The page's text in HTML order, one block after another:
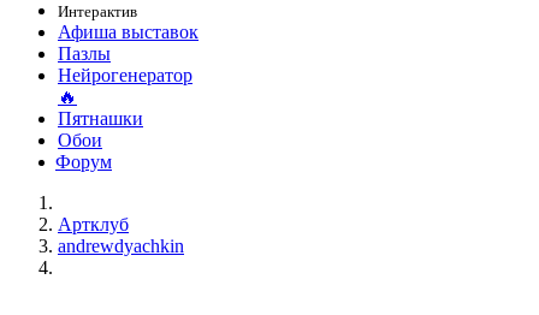
Интерактив
Афиша выставок
Пазлы
Нейрогенератор
🔥
Пятнашки
Обои
Форум
Артклуб
andrewdyachkin